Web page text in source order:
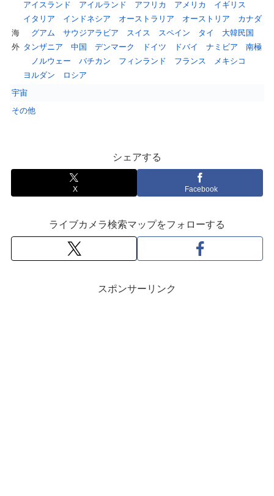
海
外
アイスランド アイルランド アフリカ アメリカ
イギリス
イタリア
インドネシア オーストラリア オーストリア
カナダ
グアム
サウジアラビア スイス スペイン タイ
大韓民国
タンザニア
中国 デンマーク ドイツ ドバイ ナミビア
南極
ノルウェー
バチカン フィンランド フランス
メキシコ
ヨルダン
ロシア
宇宙
その他
シェアする
X Facebook
ライブカメラ検索マップをフォローする
スポンサーリンク